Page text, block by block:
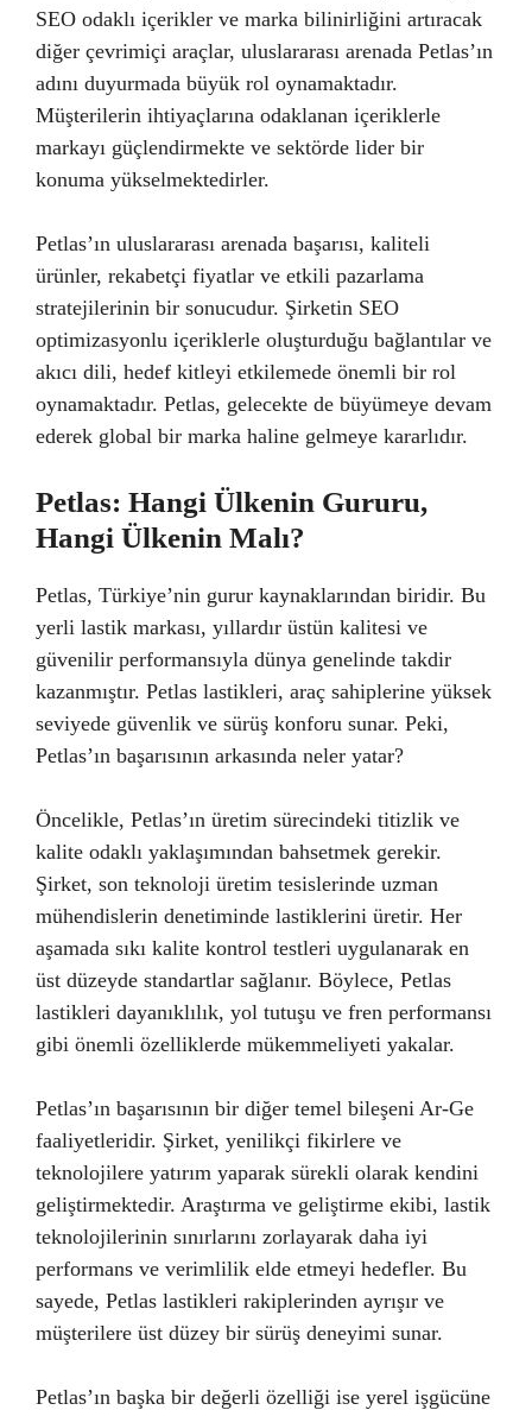
SEO odaklı içerikler ve marka bilinirliğini artıracak
diğer çevrimiçi araçlar, uluslararası arenada Petlas’ın
adını duyurmada büyük rol oynamaktadır.
Müşterilerin ihtiyaçlarına odaklanan içeriklerle
markayı güçlendirmekte ve sektörde lider bir
konuma yükselmektedirler.
Petlas’ın uluslararası arenada başarısı, kaliteli
ürünler, rekabetçi fiyatlar ve etkili pazarlama
stratejilerinin bir sonucudur. Şirketin SEO
optimizasyonlu içeriklerle oluşturduğu bağlantılar ve
akıcı dili, hedef kitleyi etkilemede önemli bir rol
oynamaktadır. Petlas, gelecekte de büyümeye devam
ederek global bir marka haline gelmeye kararlıdır.
Petlas: Hangi Ülkenin Gururu,
Hangi Ülkenin Malı?
Petlas, Türkiye’nin gurur kaynaklarından biridir. Bu
yerli lastik markası, yıllardır üstün kalitesi ve
güvenilir performansıyla dünya genelinde takdir
kazanmıştır. Petlas lastikleri, araç sahiplerine yüksek
seviyede güvenlik ve sürüş konforu sunar. Peki,
Petlas’ın başarısının arkasında neler yatar?
Öncelikle, Petlas’ın üretim sürecindeki titizlik ve
kalite odaklı yaklaşımından bahsetmek gerekir.
Şirket, son teknoloji üretim tesislerinde uzman
mühendislerin denetiminde lastiklerini üretir. Her
aşamada sıkı kalite kontrol testleri uygulanarak en
üst düzeyde standartlar sağlanır. Böylece, Petlas
lastikleri dayanıklılık, yol tutuşu ve fren performansı
gibi önemli özelliklerde mükemmeliyeti yakalar.
Petlas’ın başarısının bir diğer temel bileşeni Ar-Ge
faaliyetleridir. Şirket, yenilikçi fikirlere ve
teknolojilere yatırım yaparak sürekli olarak kendini
geliştirmektedir. Araştırma ve geliştirme ekibi, lastik
teknolojilerinin sınırlarını zorlayarak daha iyi
performans ve verimlilik elde etmeyi hedefler. Bu
sayede, Petlas lastikleri rakiplerinden ayrışır ve
müşterilere üst düzey bir sürüş deneyimi sunar.
Petlas’ın başka bir değerli özelliği ise yerel işgücüne